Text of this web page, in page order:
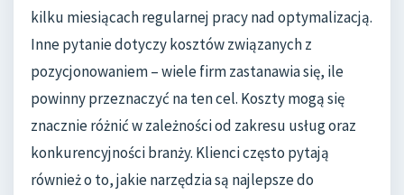
kilku miesiącach regularnej pracy nad optymalizacją.
Inne pytanie dotyczy kosztów związanych z
pozycjonowaniem – wiele firm zastanawia się, ile
powinny przeznaczyć na ten cel. Koszty mogą się
znacznie różnić w zależności od zakresu usług oraz
konkurencyjności branży. Klienci często pytają
również o to, jakie narzędzia są najlepsze do